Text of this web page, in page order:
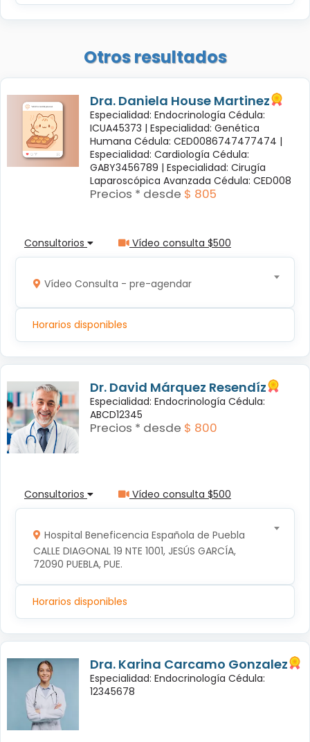
Otros resultados
Dra. Daniela House Martinez
Especialidad: Endocrinología Cédula:
ICUA45373 | Especialidad: Genética
Humana Cédula: CED0086747477474 |
Especialidad: Cardiología Cédula:
GABY3456789 | Especialidad: Cirugía
Laparoscópica Avanzada Cédula: CED008
Precios * desde $ 805
Consultorios Vídeo consulta $500
Vídeo Consulta - pre-agendar
Horarios disponibles
Dr. David Márquez Resendíz
Especialidad: Endocrinología Cédula:
ABCD12345
Precios * desde $ 800
Consultorios Vídeo consulta $500
Hospital Beneficencia Española de Puebla
CALLE DIAGONAL 19 NTE 1001, JESÚS GARCÍA,
72090 PUEBLA, PUE.
Horarios disponibles
Dra. Karina Carcamo Gonzalez
Especialidad: Endocrinología Cédula:
12345678